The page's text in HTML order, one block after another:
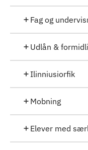
Fag og
Udlån &
Ilinniusiorfik
Mobning
Elever med